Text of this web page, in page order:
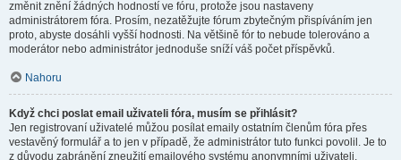
změnit znění žádných hodností ve fóru, protože jsou nastaveny
administrátorem fóra. Prosím, nezatěžujte fórum zbytečným přispíváním jen
proto, abyste dosáhli vyšší hodnosti. Na většině fór to nebude tolerováno a
moderátor nebo administrátor jednoduše sníží váš počet příspěvků.
Nahoru
Když chci poslat email uživateli fóra, musím se přihlásit?
Jen registrovaní uživatelé můžou posílat emaily ostatním členům fóra přes
vestavěný formulář a to jen v případě, že administrátor tuto funkci povolil. Je to
z důvodu zabránění zneužití emailového systému anonymními uživateli.